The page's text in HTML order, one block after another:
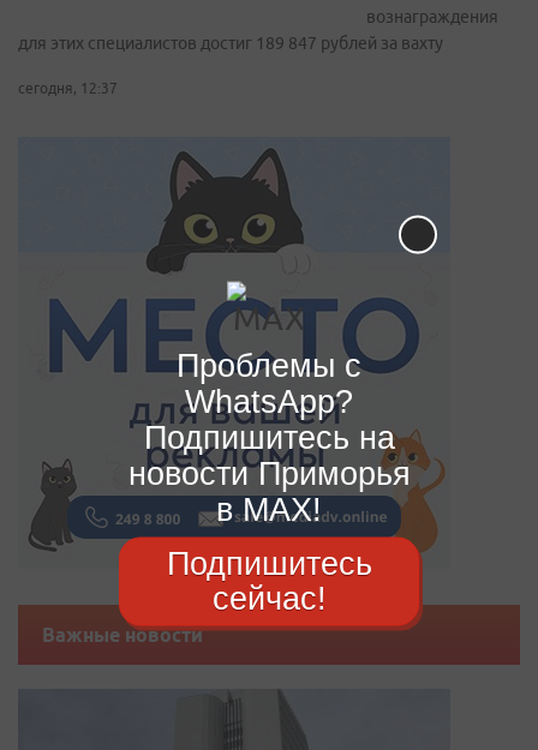
вознаграждения
для этих специалистов достиг 189 847 рублей за вахту
сегодня, 12:37
Важные новости
Проблемы с
WhatsApp?
Подпишитесь на
новости Приморья
в MAX!
Подпишитесь
сейчас!